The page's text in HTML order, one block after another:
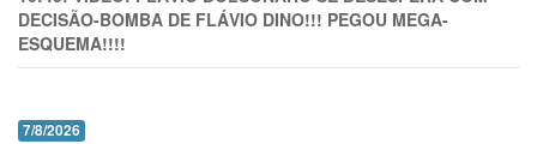
DECISÃO-BOMBA DE FLÁVIO DINO!!! PEGOU MEGA-
ESQUEMA!!!!
7/8/2026